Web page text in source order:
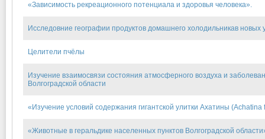
«Зависимость рекреационного потенциала и здоровья человека».
Исследовние географии продуктов домашнего холодильникав новых
Целители пчёлы
Изучение взаимосвязи состояния атмосферного воздуха и
Волгоградской области
«Изучение условий содержания гигантской улитки Ахатины
«Животные в геральдике населенных пунктов Волгоградской